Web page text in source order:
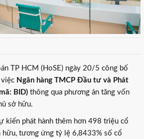
TP HCM (HoSE) ngày 20/5 công bố
Ngân hàng TMCP Đầu tư và Phát
BID) thông qua phương án tăng vốn
sở hữu.
kiến phát hành thêm hơn 498 triệu cổ
hữu, tương ứng tỷ lệ 6,8433% số cổ